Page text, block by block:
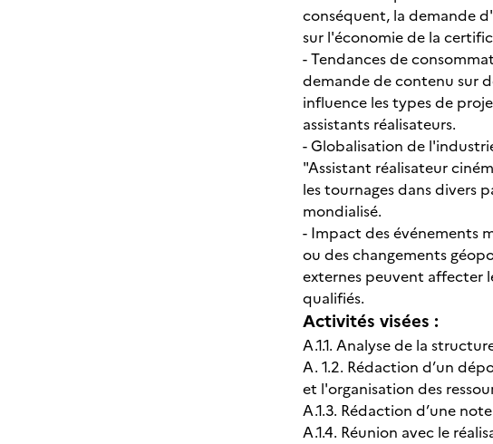
conséquent, la demande
sur l'économie de la
- Tendances de
demande de contenu sur
influence les types de
assistants réalisateurs.
- Globalisation de
"Assistant réalisateur
les tournages dans divers
mondialisé.
- Impact des événements
ou des changements
externes peuvent affecter
qualifiés.
Activités visées :
A.1.1. Analyse de la
A. 1.2. Rédaction d’un
et l'organisation des
A.1.3. Rédaction d’une
A.1.4. Réunion avec le